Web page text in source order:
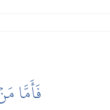
فَأَمَّا